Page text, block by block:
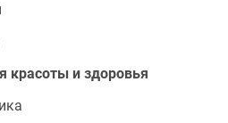
красоты и здоровья